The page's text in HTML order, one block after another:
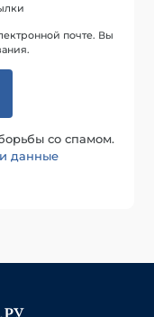
почте. Вы
со спамом.
данные